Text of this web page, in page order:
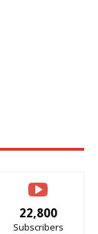
22,800
Subscribers